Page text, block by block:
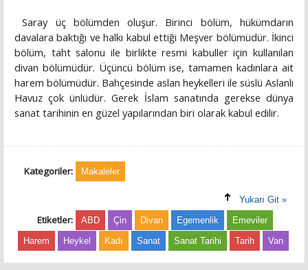
Saray üç bölümden oluşur. Birinci bölüm, hükümdarın
davalara baktığı ve halkı kabul ettiği Meşver bölümüdür. İkinci
bölüm, taht salonu ile birlikte resmi kabuller için kullanılan
divan bölümüdür. Üçüncü bölüm ise, tamamen kadınlara ait
harem bölümüdür. Bahçesinde aslan heykelleri ile süslü Aslanlı
Havuz çok ünlüdür. Gerek İslam sanatında gerekse dünya
sanat tarihinin en güzel yapılarından biri olarak kabul edilir.
Kategoriler: Makaleler
Yukarı Git »
Etiketler: ABD Çin Divan Egemenlik
Emeviler
Harem
Heykel Kadı Sanat Sanat Tarihi Tarih Van